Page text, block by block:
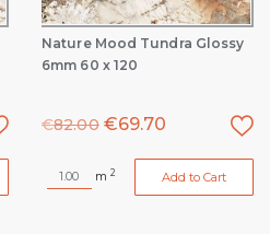
Nature Mood Tundra Glossy
6mm 60 x 120
€82.00 €69.70
m 2 Add to Cart